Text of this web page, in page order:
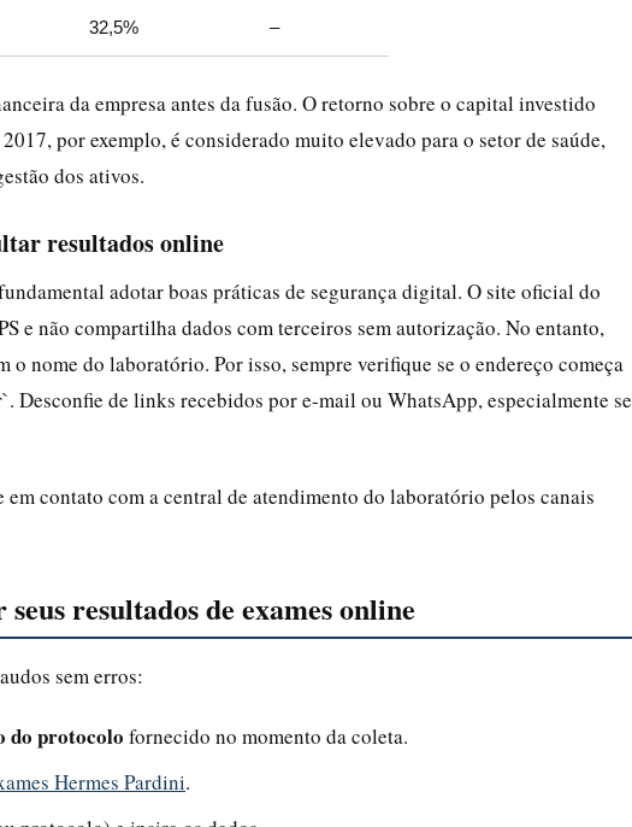
32,5% –
da empresa antes da fusão. O retorno sobre o capital investido
por exemplo, é considerado muito elevado para o setor de saúde,
dos ativos.
resultados online
adotar boas práticas de segurança digital. O site oficial do
e não compartilha dados com terceiros sem autorização. No entanto,
o nome do laboratório. Por isso, sempre verifique se o endereço começa
Desconfie de links recebidos por e-mail ou WhatsApp, especialmente se
contato com a central de atendimento do laboratório pelos canais
resultados de exames online
sem erros:
do protocolo fornecido no momento da coleta.
Hermes Pardini.